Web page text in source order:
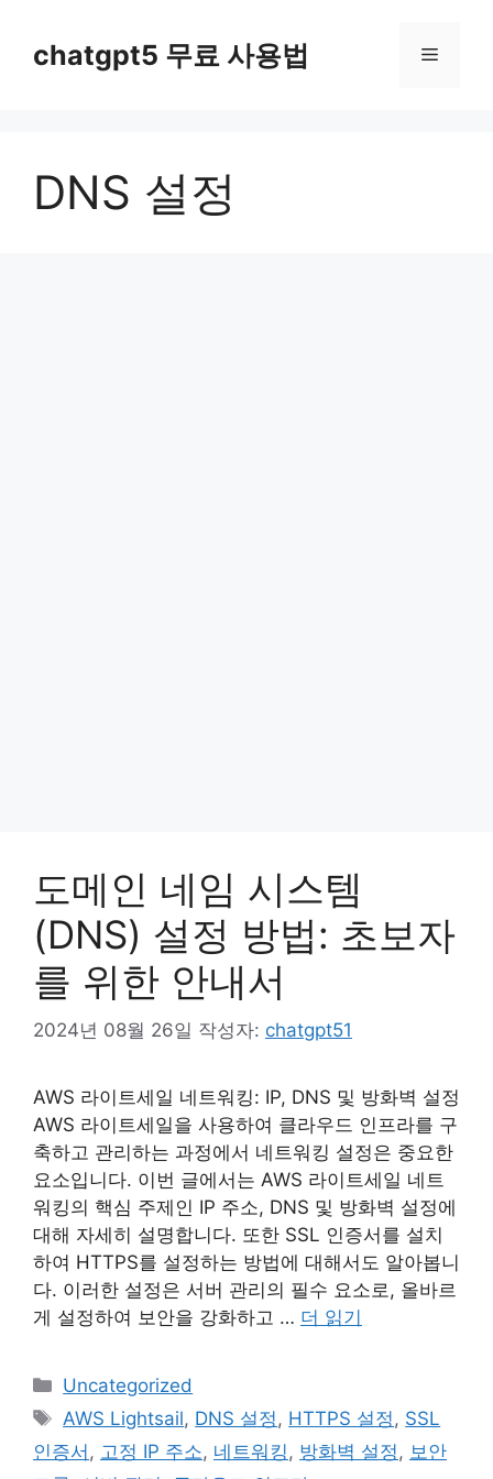
chatgpt5 무료 사용법 메
DNS 설정
도메인 네임 시스템
(DNS) 설정 방법: 초보자
를 위한 안내서
2024년 08월 26일 작성자: chatgpt51
AWS 라이트세일 네트워킹: IP, DNS 및 방화벽 설정
AWS 라이트세일을 사용하여 클라우드 인프라를 구
축하고 관리하는 과정에서 네트워킹 설정은 중요한
요소입니다. 이번 글에서는 AWS 라이트세일 네트
워킹의 핵심 주제인 IP 주소, DNS 및 방화벽 설정에
대해 자세히 설명합니다. 또한 SSL 인증서를 설치
하여 HTTPS를 설정하는 방법에 대해서도 알아봅니
다. 이러한 설정은 서버 관리의 필수 요소로, 올바르
게 설정하여 보안을 강화하고 … 더 읽기
카
테
리
Uncategorized
태
그
AWS Lightsail, DNS 설정 , HTTPS 설정 , SSL
인증서 , 고정 IP 주소, 네트워킹 , 방화벽 설정 , 보안